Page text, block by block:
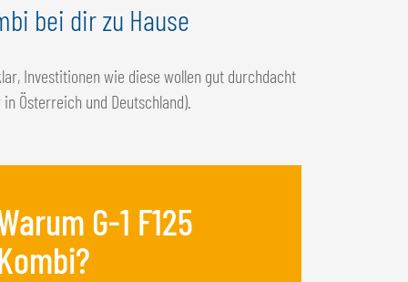
bei dir zu Hause
Investitionen wie diese wollen gut durchdacht
Österreich und Deutschland).
G-1 F125